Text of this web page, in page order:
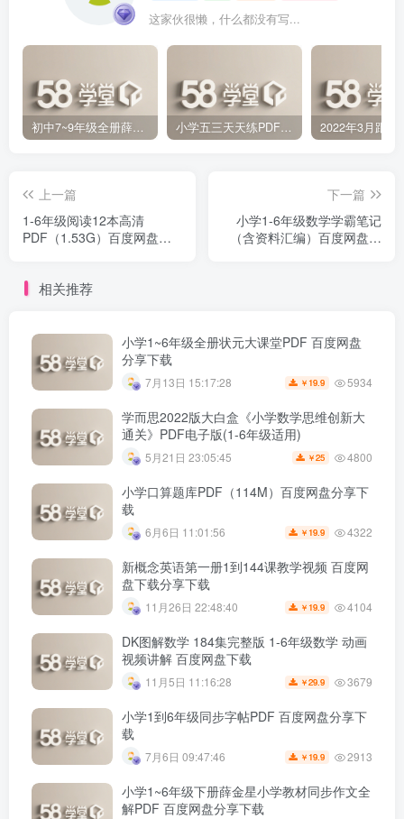
这家伙很懒，什么都没有写...
初中7~9年级全册薛金星中学教材全解PDF 百度网盘分享下载 小学五三天天练PDF（压缩打包）百度网盘分享下载
上一篇
1-6年级阅读12本高清
PDF（1.53G）百度网盘分
下一篇
小学1-6年级数学学霸笔记
（含资料汇编）百度网盘分
相关推荐
小学1~6年级全册状元大课堂PDF 百度网盘
分享下载
7月13日 15:17:28 ￥ 19.9 5934
学而思2022版大白盒《小学数学思维创新大
通关》PDF电子版(1-6年级适用)
5月21日 23:05:45 ￥25 4800
小学口算题库PDF（114M）百度网盘分享下
载
6月6日 11:01:56 ￥ 19.9 4322
新概念英语第一册1到144课教学视频 百度网
盘下载分享下载
11月26日 22:48:40 ￥ 19.9 4104
DK图解数学 184集完整版 1-6年级数学 动画
视频讲解 百度网盘下载
11月5日 11:16:28 ￥29.9 3679
小学1到6年级同步字帖PDF 百度网盘分享下
载
7月6日 09:47:46 ￥ 19.9 2913
小学1~6年级下册薛金星小学教材同步作文全
解PDF 百度网盘分享下载